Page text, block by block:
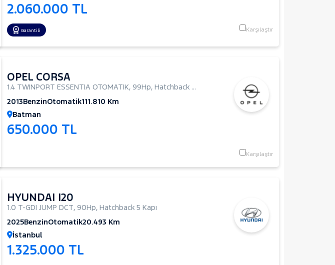
2.060.000 TL
Garantili Karşılaştır
OPEL CORSA
1.4 TWINPORT ESSENTIA OTOMATIK, 99Hp, Hatchback 5 Kapı
2013BenzinOtomatik111.810 Km
Batman
650.000 TL
Karşılaştır
HYUNDAI I20
1.0 T-GDI JUMP DCT, 90Hp, Hatchback 5 Kapı
2025BenzinOtomatik20.493 Km
İstanbul
1.325.000 TL